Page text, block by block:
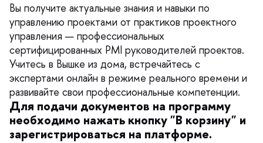
ы получите актуальные знания и навыки по
управлению проектами от практиков проектного
управления — профессиональных
сертифицированных PMI руководителей проектов.
Учитесь в Вышке из дома, встречайтесь с
экспертами онлайн в режиме реального времени и
развивайте свои профессиональные компетенции.
Для подачи документов на программу
необходимо нажать кнопку "В корзину" и
зарегистрироваться на платформе.